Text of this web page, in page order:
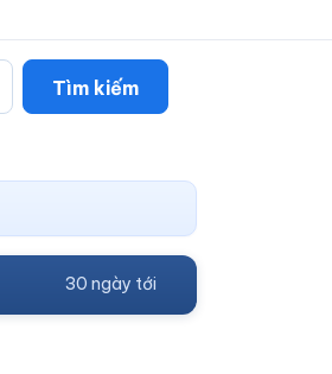
Tìm kiếm
30 ngày tới